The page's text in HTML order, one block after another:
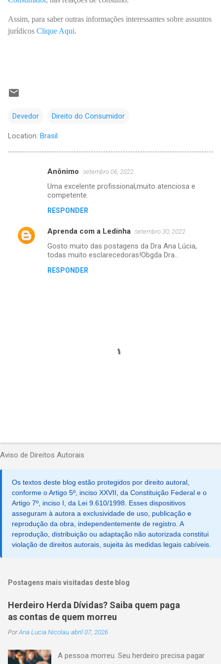
Assim, para saber outras informações interessantes sobre assuntos
jurídicos Clique Aqui.
Devedor Direito do Consumidor
Location: Brasil
n
Anônimo setembro 06, 2022
Uma excelente profissional,muito atenciosa e
competente.
RESPONDER
Aprenda com a Ledinha setembro 30, 2022
Gosto muito das postagens da Dra Ana Lúcia,
todas muito esclarecedoras!Obgda Dra...
RESPONDER
s
r
u
m
c
m
e
n
i
Aviso de Direitos Autorais
Os textos deste blog estão protegidos por direito autoral,
conforme o Artigo 5º, inciso XXVII, da Constituição Federal e o
Artigo 7º, inciso I, da Lei 9.610/1998. Esses dispositivos
asseguram à autora a exclusividade de uso, publicação e
reprodução da obra, independentemente de registro. A
reprodução, distribuição ou adaptação não autorizada constitui
violação de direitos autorais, sujeita às medidas legais cabíveis.
Postagens mais visitadas deste blog
Herdeiro Herda Dívidas? Saiba quem paga
as contas de quem morreu
PorAna Lucia Nicolau abril 07, 2026
A pessoa morreu. Seu herdeiro precisa pagar